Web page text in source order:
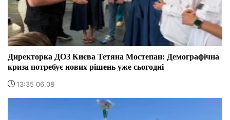
Директорка ДОЗ Києва Тетяна Мостепан: Демографічна
криза потребує нових рішень уже сьогодні
13:35 06.08